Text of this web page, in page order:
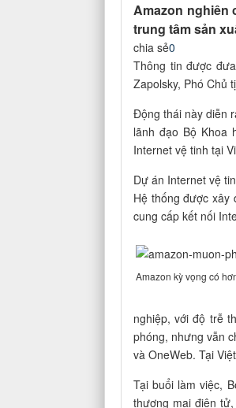
Amazon nghiên
trung tâm sản
chia sẻ0
Thông tin được
Zapolsky, Phó Chủ
Động thái này diễn
lãnh đạo Bộ Khoa
Internet vệ tinh tại
Dự án Internet vệ
Hệ thống được xây
cung cấp kết nối
Amazon kỳ vọng có
nghiệp, với độ trễ
phóng, nhưng vẫn
và OneWeb. Tại
Tại buổi làm việc,
thương mại điện